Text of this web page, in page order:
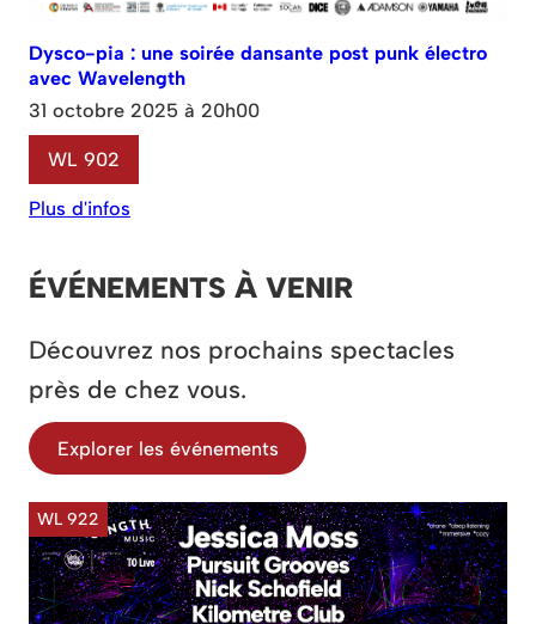
Dysco-pia : une soirée dansante post punk électro
avec Wavelength
31 octobre 2025 à 20h00
WL 902
Plus d'infos
ÉVÉNEMENTS À VENIR
Découvrez nos prochains spectacles
près de chez vous.
Explorer les événements
WL 922